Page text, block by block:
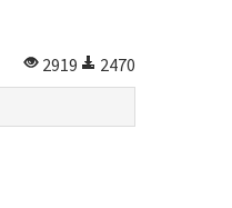
2919
2470